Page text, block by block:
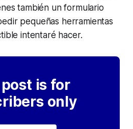
también un formulario
pequeñas herramientas
intentaré hacer.
is for
only